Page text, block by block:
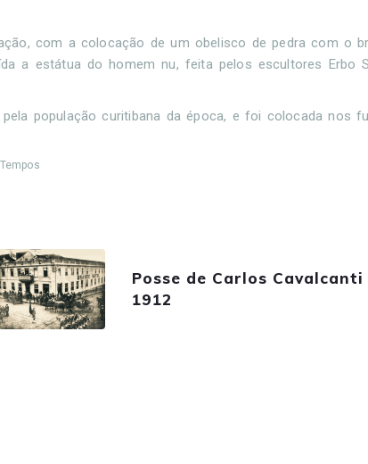
com a colocação de um obelisco de pedra com o
a estátua do homem nu, feita pelos escultores Erbo
população curitibana da época, e foi colocada nos
Posse de Carlos Cavalcanti
1912